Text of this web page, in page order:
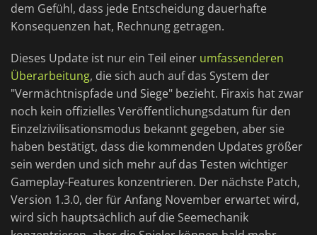
dem Gefühl, dass jede Entscheidung dauerhafte
Konsequenzen hat, Rechnung getragen.
Dieses Update ist nur ein Teil einer umfassenderen
Überarbeitung, die sich auch auf das System der
"Vermächtnispfade und Siege" bezieht. Firaxis hat zwar
noch kein offizielles Veröffentlichungsdatum für den
Einzelzivilisationsmodus bekannt gegeben, aber sie
haben bestätigt, dass die kommenden Updates größer
sein werden und sich mehr auf das Testen wichtiger
Gameplay-Features konzentrieren. Der nächste Patch,
Version 1.3.0, der für Anfang November erwartet wird,
wird sich hauptsächlich auf die Seemechanik